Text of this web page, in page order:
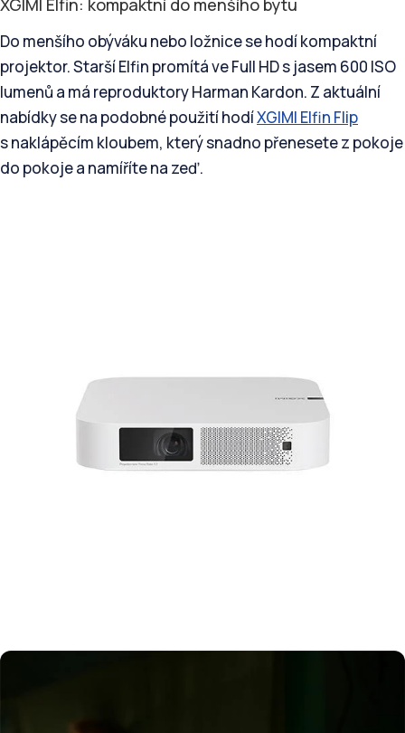
XGIMI Elfin: kompaktní do menšího bytu
Do menšího obýváku nebo ložnice se hodí kompaktní
projektor. Starší Elfin promítá ve Full HD s jasem 600 ISO
lumenů a má reproduktory Harman Kardon. Z aktuální
nabídky se na podobné použití hodíXGIMI Elfin Flip
s naklápěcím kloubem, který snadno přenesete z pokoje
do pokoje a namíříte na zeď.